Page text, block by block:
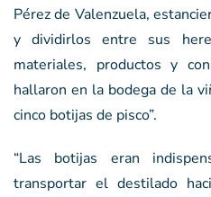
Pérez de Valenzuela,
y dividirlos entre sus
materiales, productos y
hallaron en la bodega de la
cinco botijas de pisco”.
“Las botijas eran
transportar el destilado